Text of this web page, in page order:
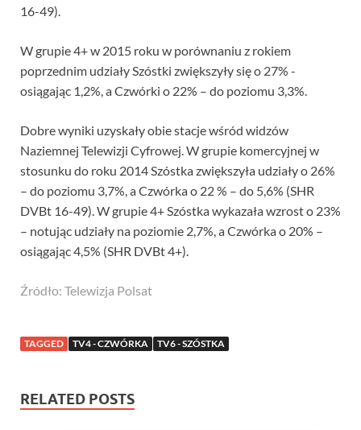
16-49).
W grupie 4+ w 2015 roku w porównaniu z rokiem
poprzednim udziały Szóstki zwiększyły się o 27% -
osiągając 1,2%, a Czwórki o 22% – do poziomu 3,3%.
Dobre wyniki uzyskały obie stacje wśród widzów
Naziemnej Telewizji Cyfrowej. W grupie komercyjnej w
stosunku do roku 2014 Szóstka zwiększyła udziały o 26%
– do poziomu 3,7%, a Czwórka o 22 % – do 5,6% (SHR
DVBt 16-49). W grupie 4+ Szóstka wykazała wzrost o 23%
– notując udziały na poziomie 2,7%, a Czwórka o 20% –
osiągając 4,5% (SHR DVBt 4+).
Źródło: Telewizja Polsat
TAGGED TV4 - CZWÓRKA TV6 - SZÓSTKA
RELATED POSTS